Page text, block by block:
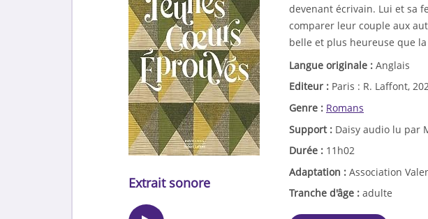
devenant écrivain. Lui et sa
comparer leur couple aux
belle et plus heureuse que
Langue originale : Anglais
Editeur : Paris : R. Laffont,
Genre : Romans
Support : Daisy audio lu par
Durée : 11h02
Adaptation : Association
Tranche d'âge : adulte
Extrait sonore